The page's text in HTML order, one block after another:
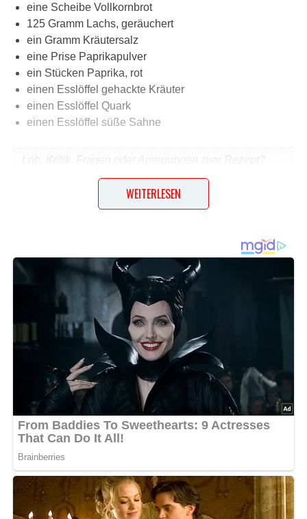
eine Scheibe Vollkornbrot
125 Gramm Lachs, geräuchert
ein Gramm Kräutersalz
eine Prise Paprikapulver
ein Stücken Paprika, rot
einen Esslöffel gehackte Kräuter
einen Esslöffel Quark
einen Esslöffel süße Sahne
Lob, Kritik, Fragen oder Anregungen zum Rezept?
Dann hinterlasse doch bitte einen Kommentar am
Ende dieser Seite & auch eine Bewertung!
Die Paprika waschen und in Ringe schneiden. Die
Salatblätter ebenfalls waschen und in kleine,
mundgerechte Stücke zupfen. Danach die Sahne mit dem
Quark vermischen und zu einer gleichmäßigen Masse
verrühren. Die Kräuter dieser Masse unterheben. Danach
mit dem Kräutersalz und dem Paprikapulver
abschmecken. Zuletzt den Quark auf die Scheibe
Vollkornbrot streichen. Die Salatblätter darüber geben.
Drei bis vier Scheiben Lachs ebenso darüber geben und
mit den geschnittenen Paprikaringen garnieren.
WEITERLESEN